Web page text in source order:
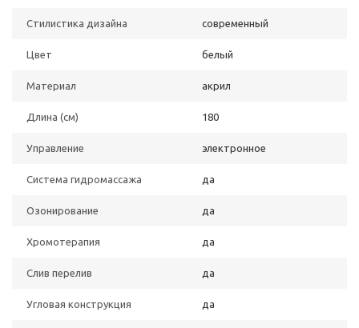
Стилистика дизайна современный
Цвет белый
Материал акрил
Длина (см) 180
Управление электронное
Система гидромассажа да
Озонирование да
Хромотерапия да
Слив перелив да
Угловая конструкция да